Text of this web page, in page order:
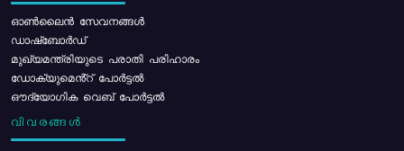
ഓൺലൈൻ സേവനങ്ങൾ
ഡാഷ്ബോർഡ്
മുഖ്യമന്ത്രിയുടെ പരാതി പരിഹാരം
ഡോക്യുമെൻ്റ് പോർട്ടൽ
ഔദ്യോഗിക വെബ് പോർട്ടൽ
വിവരങ്ങൾ